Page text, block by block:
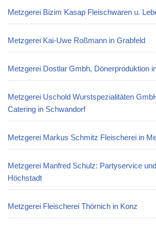
Metzgerei Bizim Kasap Fleischwaren u.
Metzgerei Kai-Uwe Roßmann in Grabfeld
Metzgerei Dostlar Gmbh, Dönerproduktion
Metzgerei Uschold Wurstspezialitäten
Catering in Schwandorf
Metzgerei Markus Schmitz Fleischerei in
Metzgerei Manfred Schulz: Partyservice
Höchstadt
Metzgerei Fleischerei Thörnich in Konz